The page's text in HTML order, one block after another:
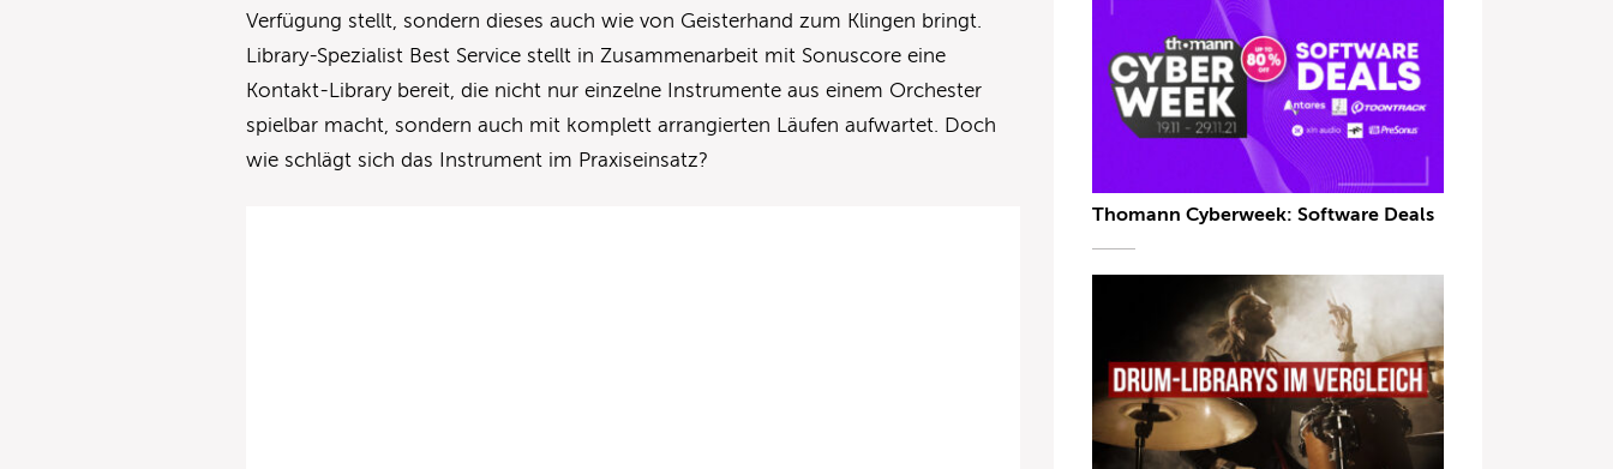
Verfügung stellt, sondern dieses auch wie von Geisterhand zum Klingen bringt.
Library-Spezialist Best Service stellt in Zusammenarbeit mit Sonuscore eine
Kontakt-Library bereit, die nicht nur einzelne Instrumente aus einem Orchester
spielbar macht, sondern auch mit komplett arrangierten Läufen aufwartet. Doch
wie schlägt sich das Instrument im Praxiseinsatz?
Thomann Cyberweek: Software Deals